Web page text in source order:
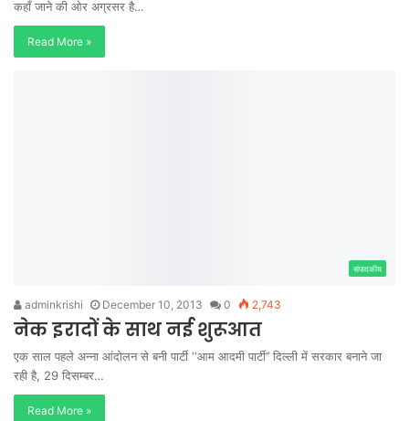
कहाँ जाने की ओर अग्रसर है…
Read More »
संपादकीय
adminkrishi December 10, 2013 0 2,743
नेक इरादों के साथ नई शुरूआत
एक साल पहले अन्ना आंदोलन से बनी पार्टी ‘‘आम आदमी पार्टी’’ दिल्ली में सरकार बनाने जा
रही है, 29 दिसम्बर…
Read More »